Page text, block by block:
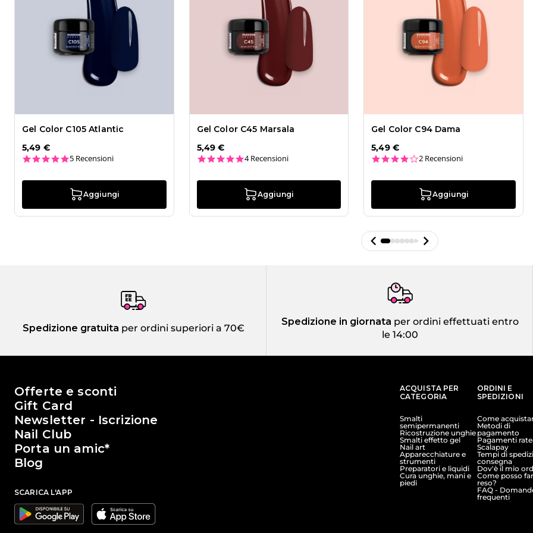
Gel Color C105 Atlantic
5,49 €
4.8 star rating
5 Recensioni
Aggiungi
Gel Color C45 Marsala
5,49 €
5.0 star rating
4 Recensioni
Aggiungi
Gel Color C94 Dama
5,49 €
4.0 star rating
2 Recensioni
Aggiungi
Spedizione gratuita per ordini superiori a 70€
Spedizione in giornata per ordini effettuati entro
le 14:00
Il mondo di Passione Beauty
Offerte e sconti
Gift Card
Newsletter - Iscrizione
Nail Club
Porta un amic*
Blog
SCARICA L'APP
Google Apple
ACQUISTA PER
CATEGORIA
Smalti
semipermanenti
Ricostruzione unghie
Smalti effetto gel
Nail art
Apparecchiature e
strumenti
Preparatori e liquidi
Cura unghie, mani e
piedi
ORDINI E
SPEDIZIONI
Come
Metodi di
pagamento
Pagamenti
Scalapay
Tempi di
consegna
Dov'è il mio
Come posso
reso?
FAQ -
frequenti